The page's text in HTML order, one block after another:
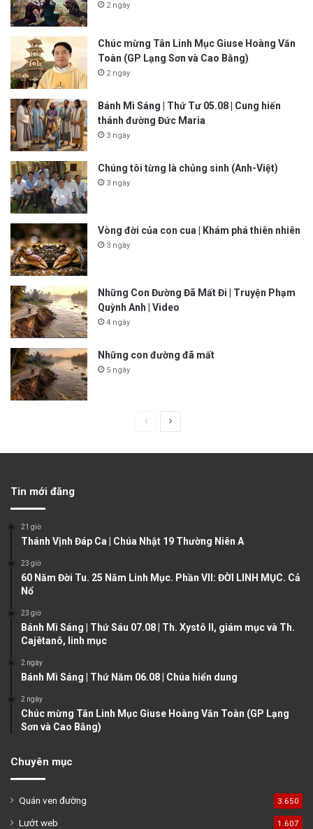
2 ngày
Chúc mừng Tân Linh Mục Giuse Hoàng Văn
Toàn (GP Lạng Sơn và Cao Bằng)
2 ngày
Bánh Mì Sáng | Thứ Tư 05.08 | Cung hiến
thánh đường Đức Maria
3 ngày
Chúng tôi từng là chủng sinh (Anh-Việt)
3 ngày
Vòng đời của con cua | Khám phá thiên nhiên
3 ngày
Những Con Đường Đã Mất Đi | Truyện Phạm
Quỳnh Anh | Video
4 ngày
Những con đường đã mất
5 ngày
u
g
Tin mới đăng
21 giờ
Thánh Vịnh Đáp Ca | Chúa Nhật 19 Thường Niên A
23 giờ
60 Năm Đời Tu. 25 Năm Linh Mục. Phần VII: ĐỜI LINH MỤC. Cả
Nổ
23 giờ
Bánh Mì Sáng | Thứ Sáu 07.08 | Th. Xystô II, giám mục và Th.
Cajêtanô, linh mục
2 ngày
Bánh Mì Sáng | Thứ Năm 06.08 | Chúa hiển dung
2 ngày
Chúc mừng Tân Linh Mục Giuse Hoàng Văn Toàn (GP Lạng
Sơn và Cao Bằng)
Chuyên mục
Quán ven đường 3.650
Lướt web 1.607